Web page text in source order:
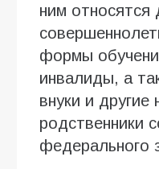
ним относятся
формы
инвалиды, а
внуки и другие
родственники
федерального